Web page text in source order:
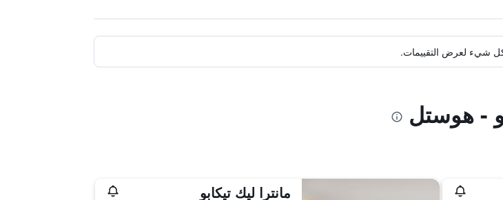
كل شيء لعرض التقييمات.
- هوستل
مانترا ليك تيكابو